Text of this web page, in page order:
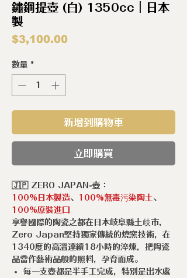
鏽鋼提壺 (白) 1350cc｜日本
製
$3,100.00價
數量 *
新增到購物車
立即購買
🇯🇵 ZERO JAPAN-壺：
100%日本製造、 100%無毒污染陶土、
100%原裝進口
享譽國際的陶瓷之都在日本岐阜縣土歧市，
Zero Japan堅持獨家傳統的燒窯技術，在
1340度的高溫連續18小時的淬煉，把陶瓷
品當作藝術品般的照料，孕育而成。
每一支壺都是半手工完成，特別是出水處